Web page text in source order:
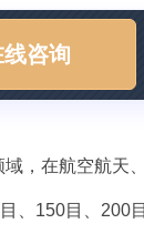
线咨询
，在航空航天
、150目、200